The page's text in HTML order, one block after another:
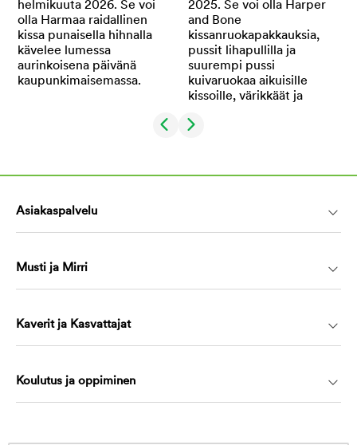
Asiakaspalvelu
Musti ja Mirri
Kaverit ja Kasvattajat
Koulutus ja oppiminen